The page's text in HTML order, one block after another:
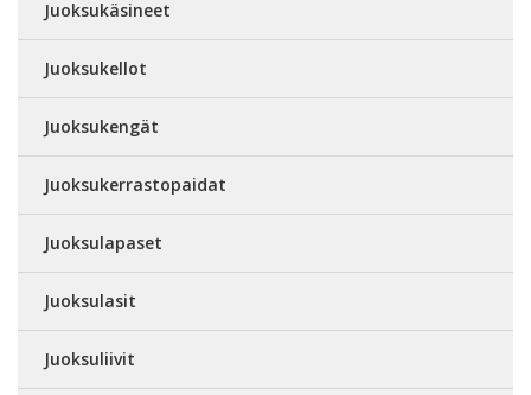
Juoksukäsineet
Juoksukellot
Juoksukengät
Juoksukerrastopaidat
Juoksulapaset
Juoksulasit
Juoksuliivit